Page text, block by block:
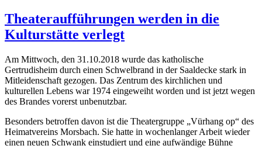
Theateraufführungen werden in die
Kulturstätte verlegt
Am Mittwoch, den 31.10.2018 wurde das katholische
Gertrudisheim durch einen Schwelbrand in der Saaldecke stark in
Mitleidenschaft gezogen. Das Zentrum des kirchlichen und
kulturellen Lebens war 1974 eingeweiht worden und ist jetzt wegen
des Brandes vorerst unbenutzbar.
Besonders betroffen davon ist die Theatergruppe „Vürhang op“ des
Heimatvereins Morsbach. Sie hatte in wochenlanger Arbeit wieder
einen neuen Schwank einstudiert und eine aufwändige Bühne